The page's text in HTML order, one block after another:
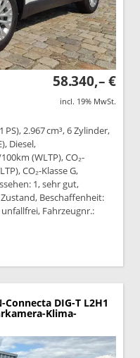
58.340,– €
incl. 19% MwSt.
PS), 2.967 cm³, 6 Zylinder,
Diesel,
(WLTP), CO₂-
CO₂-Klasse G,
1, sehr gut,
Beschaffenheit:
Fahrzeugnr.:
Connecta DIG-T L2H1
Klima-